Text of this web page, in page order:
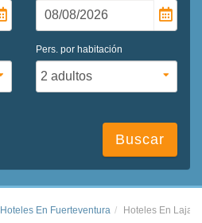
Pers. por habitación
Buscar
Hoteles En Fuerteventura Hoteles En